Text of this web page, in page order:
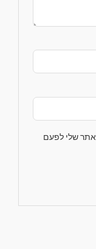
שלי לפעם